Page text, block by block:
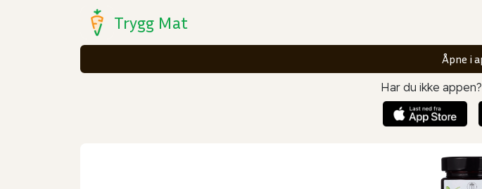
Trygg Mat
Åpne i
Har du ikke